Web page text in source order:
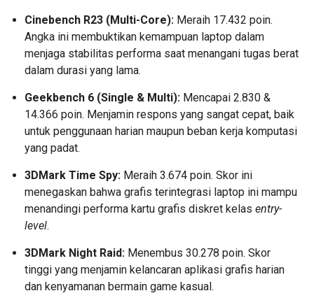
Cinebench R23 (Multi-Core): Meraih 17.432 poin.
Angka ini membuktikan kemampuan laptop dalam
menjaga stabilitas performa saat menangani tugas berat
dalam durasi yang lama.
Geekbench 6 (Single & Multi): Mencapai 2.830 &
14.366 poin. Menjamin respons yang sangat cepat, baik
untuk penggunaan harian maupun beban kerja komputasi
yang padat.
3DMark Time Spy: Meraih 3.674 poin. Skor ini
menegaskan bahwa grafis terintegrasi laptop ini mampu
menandingi performa kartu grafis diskret kelas entry-
level.
3DMark Night Raid: Menembus 30.278 poin. Skor
tinggi yang menjamin kelancaran aplikasi grafis harian
dan kenyamanan bermain game kasual.